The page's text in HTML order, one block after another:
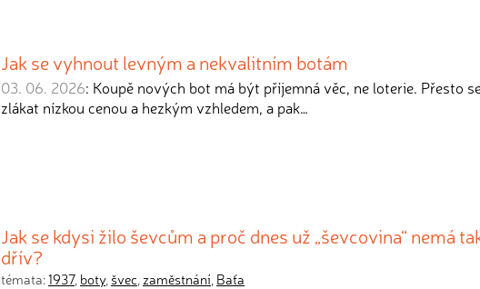
Jak se vyhnout levným a nekvalitním botám
03. 06. 2026: Koupě nových bot má být příjemná věc, ne loterie. Přesto
zlákat nízkou cenou a hezkým vzhledem, a pak…
Jak se kdysi žilo ševcům a proč dnes už „ševcovina“ nemá
dřív?
témata:1937, boty, švec, zaměstnání, Baťa